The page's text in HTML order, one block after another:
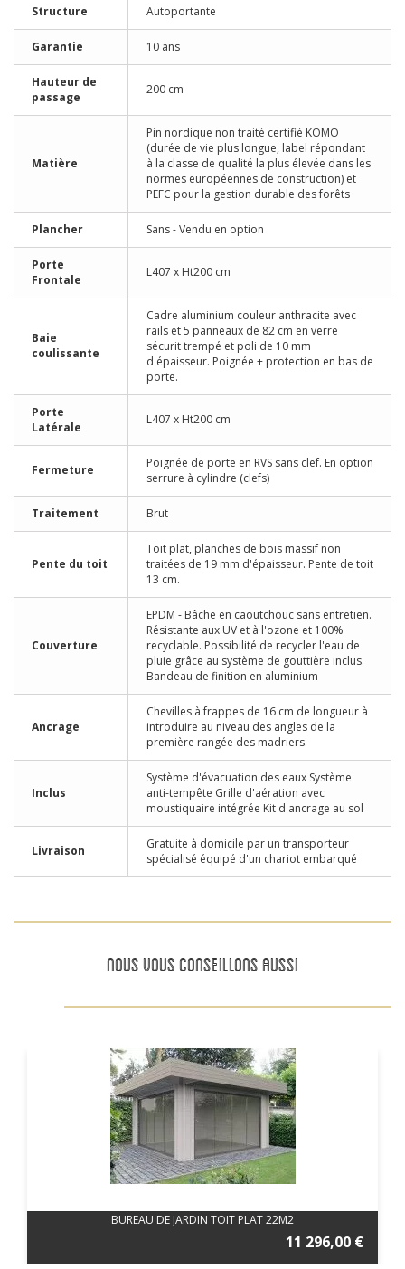
Structure Autoportante
Garantie 10 ans
Hauteur de
passage
200 cm
Matière
Pin nordique non traité certifié KOMO
(durée de vie plus longue, label répondant
à la classe de qualité la plus élevée dans les
normes européennes de construction) et
PEFC pour la gestion durable des forêts
Plancher Sans - Vendu en option
Porte
Frontale
L407 x Ht200 cm
Baie
coulissante
Cadre aluminium couleur anthracite avec
rails et 5 panneaux de 82 cm en verre
sécurit trempé et poli de 10 mm
d'épaisseur. Poignée + protection en bas de
porte.
Porte
Latérale
L407 x Ht200 cm
Fermeture
Poignée de porte en RVS sans clef. En option
serrure à cylindre (clefs)
Traitement Brut
Pente du toit
Toit plat, planches de bois massif non
traitées de 19 mm d'épaisseur. Pente de toit
13 cm.
Couverture
EPDM - Bâche en caoutchouc sans entretien.
Résistante aux UV et à l'ozone et 100%
recyclable. Possibilité de recycler l'eau de
pluie grâce au système de gouttière inclus.
Bandeau de finition en aluminium
Ancrage
Chevilles à frappes de 16 cm de longueur à
introduire au niveau des angles de la
première rangée des madriers.
Inclus
Système d'évacuation des eaux Système
anti-tempête Grille d'aération avec
moustiquaire intégrée Kit d'ancrage au sol
Livraison
Gratuite à domicile par un transporteur
spécialisé équipé d'un chariot embarqué
NOUS VOUS CONSEILLONS AUSSI
BUREAU DE JARDIN TOIT PLAT 22M2
11 296,00 €